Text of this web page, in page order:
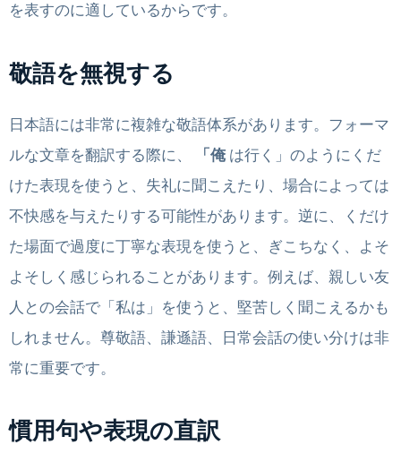
を表すのに適しているからです。
敬語を無視する
日本語には非常に複雑な敬語体系があります。フォーマ
ルな文章を翻訳する際に、
「俺 は行く」のようにくだ
けた表現を使うと、失礼に聞こえたり、場合によっては
不快感を与えたりする可能性があります。逆に、くだけ
た場面で過度に丁寧な表現を使うと、ぎこちなく、よそ
よそしく感じられることがあります。例えば、親しい友
人との会話で「私は」を使うと、堅苦しく聞こえるかも
しれません。尊敬語、謙遜語、日常会話の使い分けは非
常に重要です。
慣用句や表現の直訳